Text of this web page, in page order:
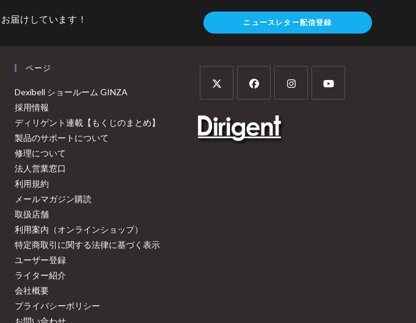
届けしています！ ニュースレター配信登録
ページ
Dexibell ショールーム GINZA
採用情報
ディリゲント連載【もくじのまとめ】
製品のサポートについて
修理について
法人営業窓口
利用規約
メールマガジン購読
取扱店舗
利用案内（オンラインショップ）
特定商取引に関する法律に基づく表示
ユーザー登録
ライター紹介
会社概要
プライバシーポリシー
お問い合わせ